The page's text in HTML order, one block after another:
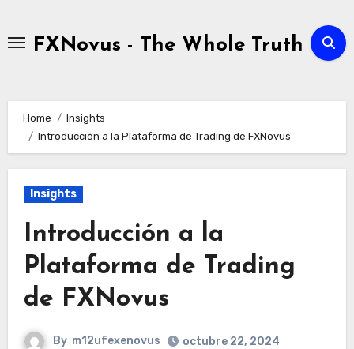
contentFXNovus - The Whole Truth
Home
Insights
Introducción a la Plataforma de Trading de FXNovus
Insights
Introducción a la
Plataforma de Trading
de FXNovus
By m12ufexenovus octubre 22, 2024